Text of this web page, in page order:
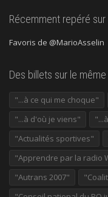
Récemment repéré
Favoris de @MarioAsselin
Des billets sur le
"...à ce qui me choque"
"...à d'où je viens"
"Actualités sportives"
"Apprendre par la radio
"Autrans 2007"